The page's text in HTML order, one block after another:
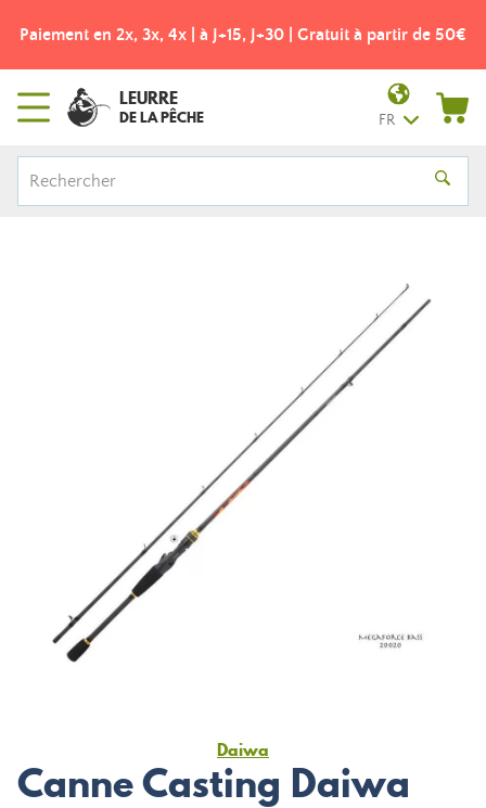
Paiement en 2x, 3x, 4x | à J+15, J+30 | Gratuit à partir de 50€
LEURRE
DE LA PÊCHE FR
Daiwa
Canne Casting Daiwa